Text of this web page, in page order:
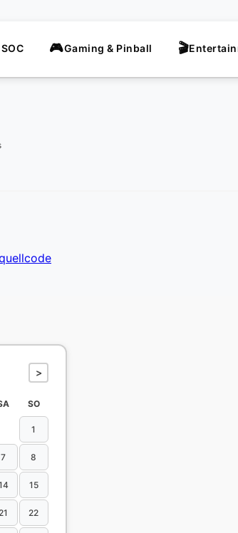
Gaming & Pinball
>
SO
1
7 8
15
21 22